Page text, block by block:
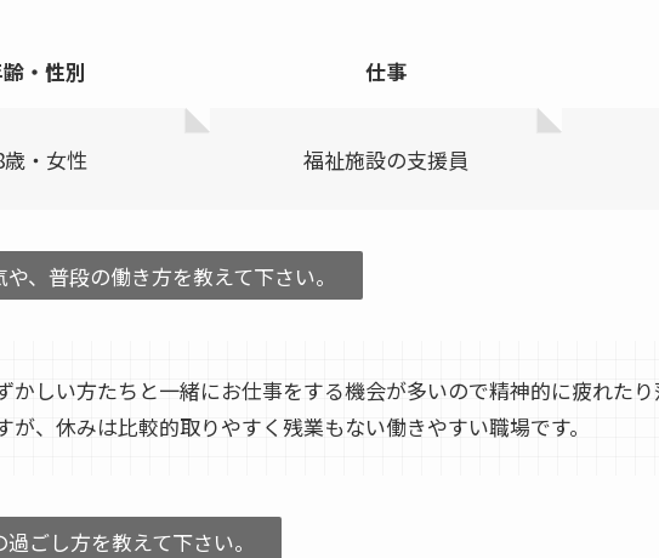
・性別
歳・女性
仕事
福祉施設の支援員
、普段の働き方を教えて下さい。
かしい方たちと一緒にお仕事をする機会が多いので精神的に疲れた
が、休みは比較的取りやすく残業もない働きやすい職場です。
ごし方を教えて下さい。